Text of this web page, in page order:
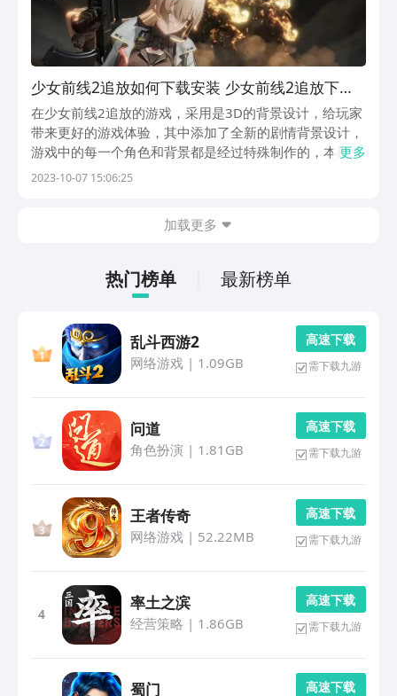
少女前线2追放如何下载安装 少女前线2追放下载
攻略
在少女前线2追放的游戏，采用是3D的背景设计，给玩家
带来更好的游戏体验，其中添加了全新的剧情背景设计，
游戏中的每一个角色和背景都是经过特殊制作的，本期就
将给大家带来关于少女前线2追放如何下载安装的相关内
更多
2023-10-07 15:06:25
加载更多
热门榜单 最新榜单
乱斗西游2
网络游戏| 1.09GB
高 速 下 载
需下载九游
问道
角色扮演 | 1.81GB
高 速 下 载
需下载九游
王者传奇
网络游戏| 52.22MB
高 速 下 载
需下载九游
4
率土之滨
经营策略 | 1.86GB
高 速 下 载
需下载九游
蜀门 高 速 下 载